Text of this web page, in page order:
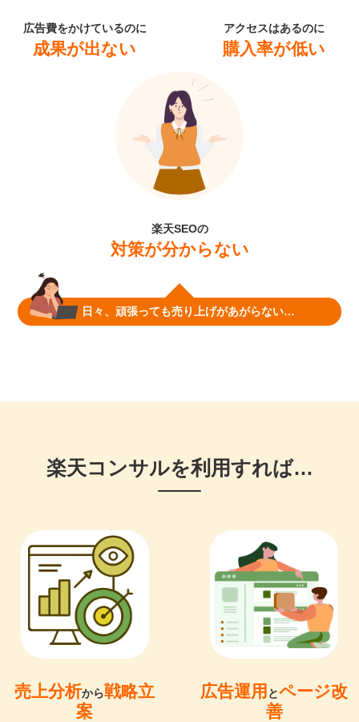
広告費をかけているのに
成果が出ない
アクセスはあるのに
購入率が低い
楽天SEOの
対策が分からない
日々、頑張っても売り上げがあがらない…
楽天コンサルを利用すれば…
売上分析から戦略立
案
広告運用 とページ改
善